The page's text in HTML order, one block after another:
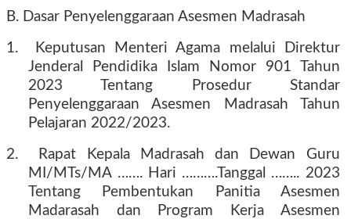
B. Dasar Penyelenggaraan Asesmen Madrasah
1.
Keputusan Menteri Agama melalui Direktur
Jenderal Pendidika Islam Nomor 901 Tahun
2023 Tentang Prosedur Standar
Penyelenggaraan Asesmen Madrasah Tahun
Pelajaran 2022/2023.
2.
Rapat Kepala Madrasah dan Dewan Guru
MI/MTs/MA ……. Hari ……….Tanggal …….. 2023
Tentang Pembentukan Panitia Asesmen
Madarasah dan Program Kerja Asesmen